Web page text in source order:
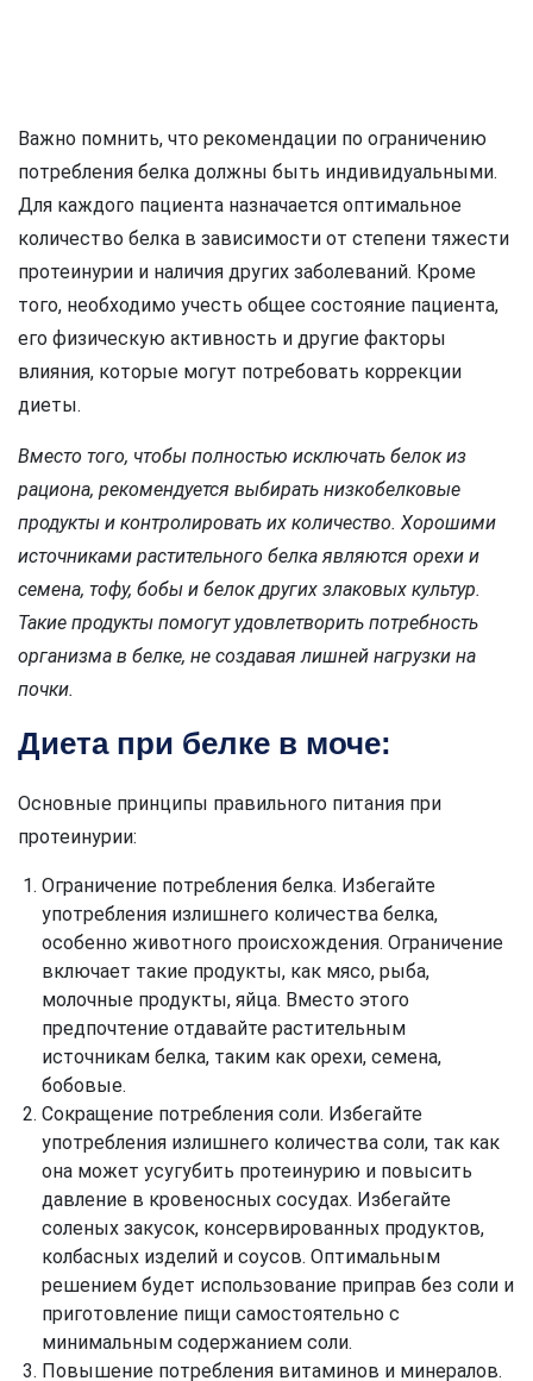
Важно помнить, что рекомендации по ограничению
потребления белка должны быть индивидуальными.
Для каждого пациента назначается оптимальное
количество белка в зависимости от степени тяжести
протеинурии и наличия других заболеваний. Кроме
того, необходимо учесть общее состояние пациента,
его физическую активность и другие факторы
влияния, которые могут потребовать коррекции
диеты.
Вместо того, чтобы полностью исключать белок из
рациона, рекомендуется выбирать низкобелковые
продукты и контролировать их количество. Хорошими
источниками растительного белка являются орехи и
семена, тофу, бобы и белок других злаковых культур.
Такие продукты помогут удовлетворить потребность
организма в белке, не создавая лишней нагрузки на
почки.
Диета при белке в моче:
Основные принципы правильного питания при
протеинурии:
Ограничение потребления белка. Избегайте
употребления излишнего количества белка,
особенно животного происхождения. Ограничение
включает такие продукты, как мясо, рыба,
молочные продукты, яйца. Вместо этого
предпочтение отдавайте растительным
источникам белка, таким как орехи, семена,
бобовые.
Сокращение потребления соли. Избегайте
употребления излишнего количества соли, так как
она может усугубить протеинурию и повысить
давление в кровеносных сосудах. Избегайте
соленых закусок, консервированных продуктов,
колбасных изделий и соусов. Оптимальным
решением будет использование приправ без соли и
приготовление пищи самостоятельно с
минимальным содержанием соли.
Повышение потребления витаминов и минералов.